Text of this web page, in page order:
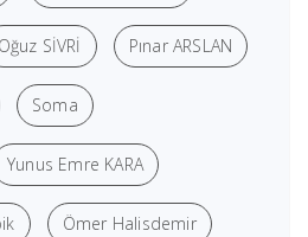
Oğuz SİVRİ Pınar ARSLAN
Soma
Yunus Emre KARA
Ömer Halisdemir